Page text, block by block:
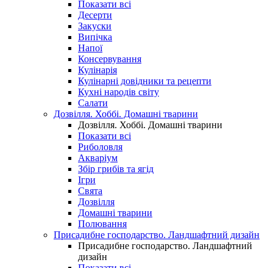
Показати всі
Десерти
Закуски
Випічка
Напої
Консервування
Кулінарія
Кулінарні довідники та рецепти
Кухні народів світу
Салати
Дозвілля. Хоббі. Домашні тварини
Дозвілля. Хоббі. Домашні тварини
Показати всі
Риболовля
Акваріум
Збір грибів та ягід
Ігри
Свята
Дозвілля
Домашні тварини
Полювання
Присадибне господарство. Ландшафтний дизайн
Присадибне господарство. Ландшафтний
дизайн